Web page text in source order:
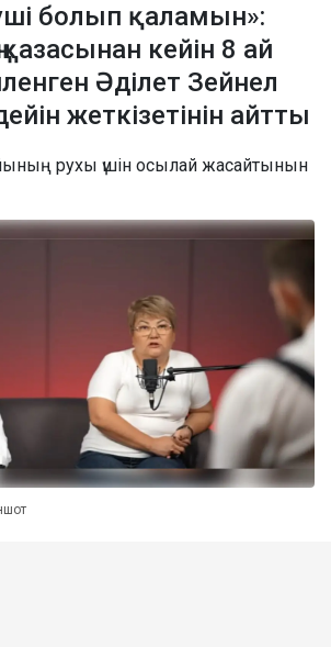
болып қаламын»:
кейін 8 ай
Әділет Зейнел
жеткізетінін айтты
рухы үшін осылай жасайтынын